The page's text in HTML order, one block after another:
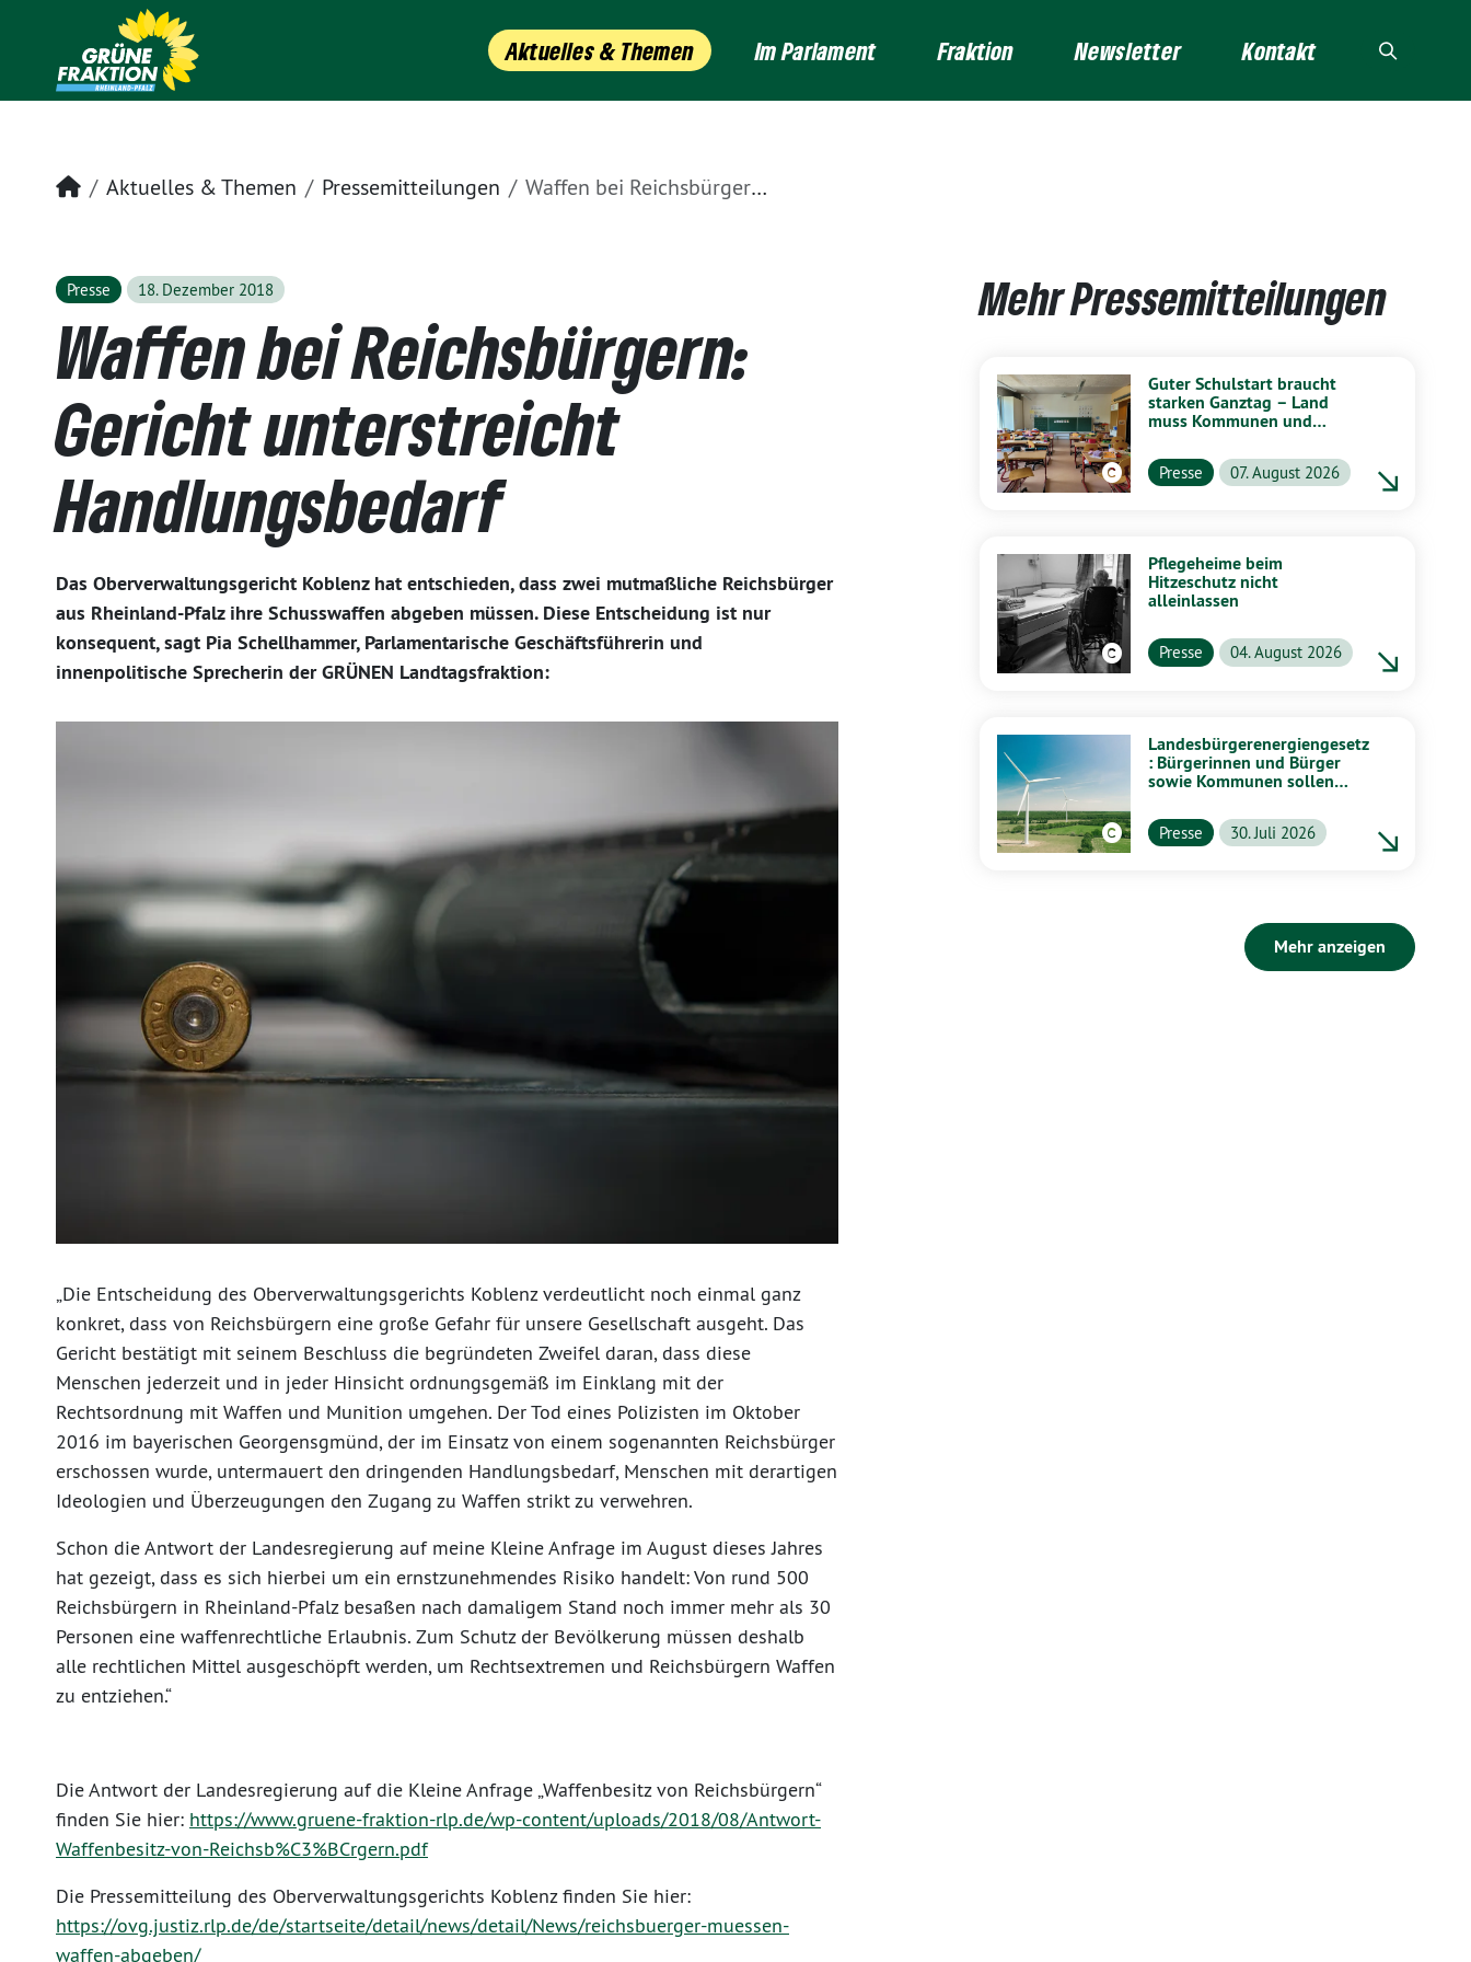
Aktuelles & Themen Im Parlament Fraktion Newsletter Kontakt
Startseite
Aktuelles & Themen Pressemitteilungen Waffen bei Reichsbürgern: Gericht unterstreicht Handlungsbedarf
Presse 18. Dezember 2018
Waffen bei Reichsbürgern:
Gericht unterstreicht
Handlungsbedarf
Das Oberverwaltungsgericht Koblenz hat entschieden, dass zwei mutmaßliche Reichsbürger
aus Rheinland-Pfalz ihre Schusswaffen abgeben müssen. Diese Entscheidung ist nur
konsequent, sagt Pia Schellhammer, Parlamentarische Geschäftsführerin und
innenpolitische Sprecherin der GRÜNEN Landtagsfraktion:
„Die Entscheidung des Oberverwaltungsgerichts Koblenz verdeutlicht noch einmal ganz
konkret, dass von Reichsbürgern eine große Gefahr für unsere Gesellschaft ausgeht. Das
Gericht bestätigt mit seinem Beschluss die begründeten Zweifel daran, dass diese
Menschen jederzeit und in jeder Hinsicht ordnungsgemäß im Einklang mit der
Rechtsordnung mit Waffen und Munition umgehen. Der Tod eines Polizisten im Oktober
2016 im bayerischen Georgensgmünd, der im Einsatz von einem sogenannten Reichsbürger
erschossen wurde, untermauert den dringenden Handlungsbedarf, Menschen mit derartigen
Ideologien und Überzeugungen den Zugang zu Waffen strikt zu verwehren.
Schon die Antwort der Landesregierung auf meine Kleine Anfrage im August dieses Jahres
hat gezeigt, dass es sich hierbei um ein ernstzunehmendes Risiko handelt: Von rund 500
Reichsbürgern in Rheinland-Pfalz besaßen nach damaligem Stand noch immer mehr als 30
Personen eine waffenrechtliche Erlaubnis. Zum Schutz der Bevölkerung müssen deshalb
alle rechtlichen Mittel ausgeschöpft werden, um Rechtsextremen und Reichsbürgern Waffen
zu entziehen.“
Die Antwort der Landesregierung auf die Kleine Anfrage „Waffenbesitz von Reichsbürgern“
finden Sie hier: https://www.gruene-fraktion-rlp.de/wp-content/uploads/2018/08/Antwort-
Waffenbesitz-von-Reichsb%C3%BCrgern.pdf
Die Pressemitteilung des Oberverwaltungsgerichts Koblenz finden Sie hier:
https://ovg.justiz.rlp.de/de/startseite/detail/news/detail/News/reichsbuerger-muessen-
waffen-abgeben/
Mehr Pressemitteilungen
Guter Schulstart braucht
starken Ganztag – Land
muss Kommunen und
Presse 07. August 2026
Pflegeheime beim
Hitzeschutz nicht
alleinlassen
Presse 04. August 2026
Landesbürgerenergiengesetz
: Bürgerinnen und Bürger
sowie Kommunen sollen
profitieren
Presse 30. Juli 2026
Mehr anzeigen